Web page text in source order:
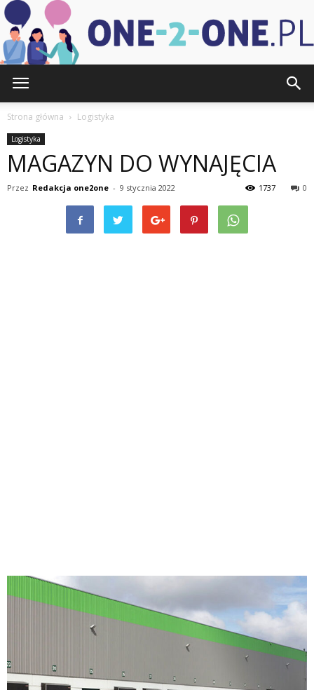
2-
one.pl
Strona główna Logistyka
Logistyka
MAGAZYN DO WYNAJĘCIA
Przez Redakcja one2one - 9 stycznia 2022 0
1737